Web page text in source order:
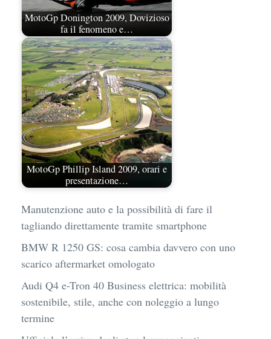
MotoGp Donington 2009, Dovizioso
fa il fenomeno e…
MotoGp Phillip Island 2009, orari e
presentazione…
Manutenzione auto e la possibilità di fare il
tagliando direttamente tramite smartphone
BMW R 1250 GS: cosa cambia davvero con uno
scarico aftermarket omologato
Audi Q4 e-Tron 40 Business elettrica: mobilità
sostenibile, stile, anche con noleggio a lungo
termine